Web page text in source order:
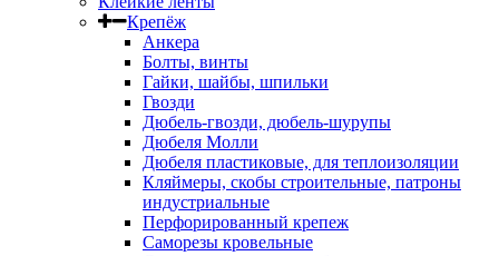
Крепёж
Анкера
Болты, винты
Гайки, шайбы, шпильки
Гвозди
Дюбель-гвозди, дюбель-шурупы
Дюбеля Молли
Дюбеля пластиковые, для теплоизоляции
Кляймеры, скобы строительные, патроны
индустриальные
Перфорированный крепеж
Саморезы кровельные